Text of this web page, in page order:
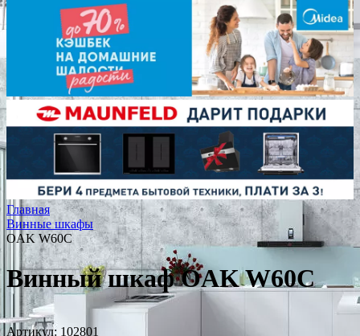
Главная
Винные шкафы
OAK W60C
Винный шкаф OAK W60C
Артикул: 102801